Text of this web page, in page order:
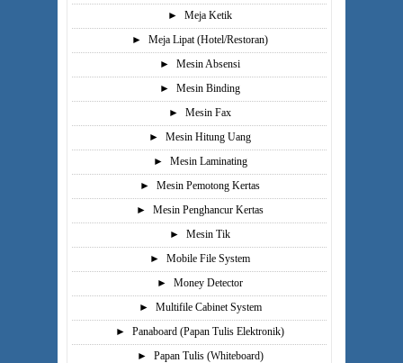
►
Meja Ketik
►
Meja Lipat (Hotel/Restoran)
►
Mesin Absensi
►
Mesin Binding
►
Mesin Fax
►
Mesin Hitung Uang
►
Mesin Laminating
►
Mesin Pemotong Kertas
►
Mesin Penghancur Kertas
►
Mesin Tik
►
Mobile File System
►
Money Detector
►
Multifile Cabinet System
►
Panaboard (Papan Tulis Elektronik)
►
Papan Tulis (Whiteboard)